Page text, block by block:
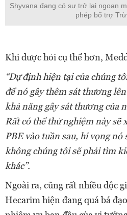
Shyvana đang có sự trở lại ngoạn
phép bổ trợ
Khi được hỏi cụ thể hơn,
“Dự định hiện tại của chúng
để nó gây thêm sát thương
khả năng gây sát thương của
Rất có thể thử nghiệm này sẽ
PBE vào tuần sau, hi vọng nó
không chúng tôi sẽ phải tìm
khác”.
Ngoài ra, cũng rất nhiều độc
Hecarim hiện đang quá bá